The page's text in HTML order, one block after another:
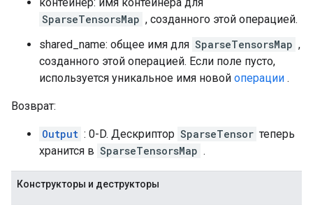
SparseTensorsMap , созданного этой операцией.
shared_name: общее имя для SparseTensorsMap ,
созданного этой операцией. Если поле пусто,
используется уникальное имя новой операции .
Возврат:
Output : 0-D. Дескриптор SparseTensor теперь
хранится в SparseTensorsMap .
Конструкторы и деструкторы